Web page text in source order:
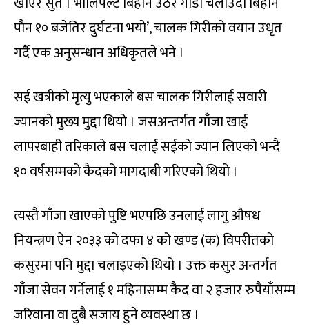
पौन १० बजेतिर दुर्घटना भयो’, चालक गिरीको वयान उधृत
गर्दै एक अनुसन्धान अधिकृतले भने ।
सई खत्रीको मृत्यु भएकाले बस चालक गिरीलाई सवारी
ज्यानको मुख्य मुद्दा थियो । जसअन्तर्गत गाँजा खाई
लापरबाही तरिकाले बस चलाई सईको ज्यान लिएको भन्दै
१० वर्षसम्मको कैदको मागदाबी गरिएको थियो ।
त्यस्तै गाँजा खाएको पुष्टि भएपछि उनलाई लागु औषध
नियन्त्रण ऐन २०३३ को दफा ४ को खण्ड (क) विपरीतको
कसुरमा पनि मुद्दा चलाइएको थियो । उक्त कसुर अन्तर्गत
गाँजा सेवन गर्नेलाई १ महिनासम्म कैद वा २ हजार रुपैयाँसम्म
जरिवाना वा दुबै सजाय हुने व्यवस्था छ ।